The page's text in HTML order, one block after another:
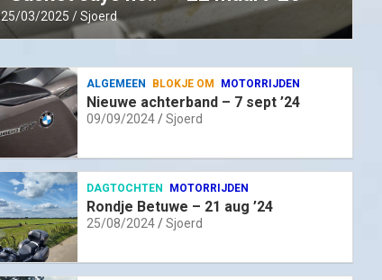
25/03/2025 Sjoerd
ALGEMEEN BLOKJE OM MOTORRIJDEN
Nieuwe achterband – 7 sept ’24
09/09/2024 Sjoerd
DAGTOCHTEN MOTORRIJDEN
Rondje Betuwe – 21 aug ’24
25/08/2024 Sjoerd